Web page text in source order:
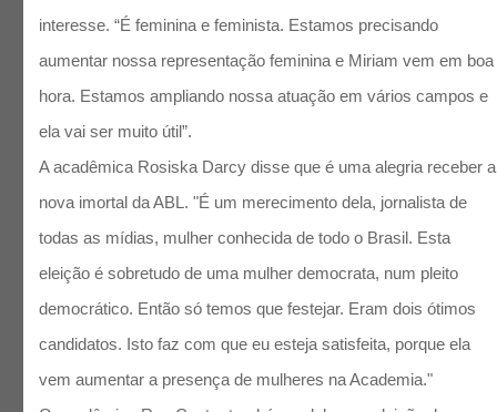
interesse. “É feminina e feminista. Estamos precisando
aumentar nossa representação feminina e Miriam vem em boa
hora. Estamos ampliando nossa atuação em vários campos e
ela vai ser muito útil”.
A acadêmica Rosiska Darcy disse que é uma alegria receber a
nova imortal da ABL. "É um merecimento dela, jornalista de
todas as mídias, mulher conhecida de todo o Brasil. Esta
eleição é sobretudo de uma mulher democrata, num pleito
democrático. Então só temos que festejar. Eram dois ótimos
candidatos. Isto faz com que eu esteja satisfeita, porque ela
vem aumentar a presença de mulheres na Academia."